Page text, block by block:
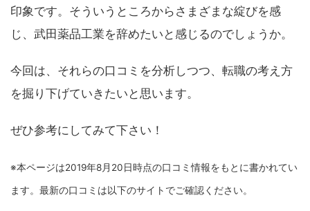
印象です。そういうところからさまざまな綻びを感
じ、武田薬品工業を辞めたいと感じるのでしょうか。
今回は、それらの口コミを分析しつつ、転職の考え方
を掘り下げていきたいと思います。
ぜひ参考にしてみて下さい！
※本ページは2019年8月20日時点の口コミ情報をもとに書かれてい
ます。最新の口コミは以下のサイトでご確認ください。